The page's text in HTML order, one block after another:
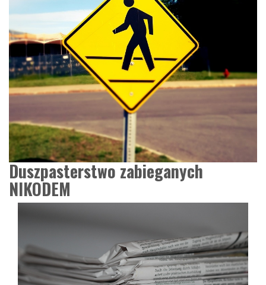
Duszpasterstwo zabieganych
NIKODEM